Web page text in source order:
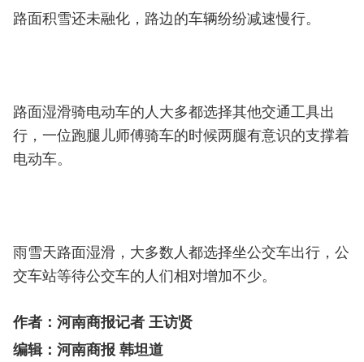
路面积雪还未融化，路边的车辆纷纷减速慢行。
路面湿滑骑电动车的人大多都选择其他交通工具出
行，一位跑腿儿师傅骑车的时候两腿有意识的支撑着
电动车。
雨雪天路面湿滑，大多数人都选择坐公交车出行，公
交车站等待公交车的人们相对增加不少。
作者： 河南商报记者 王访贤
编辑：河南商报 韩坦道